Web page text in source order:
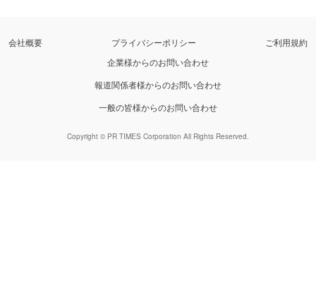
会社概要 プライバシーポリシー
ご利用規約
企業様からのお問い合わせ
報道関係者様からのお問い合わせ
一般の皆様からのお問い合わせ
Copyright © PR TIMES Corporation All Rights Reserved.